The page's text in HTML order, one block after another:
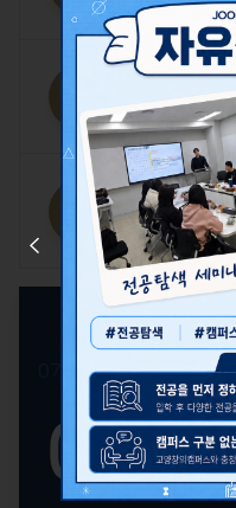
Prev
교과목 개요
졸업 후 진로
2026
08. 09.
08
년
08
월
일 월
2
3
9
10
16
17
23
24